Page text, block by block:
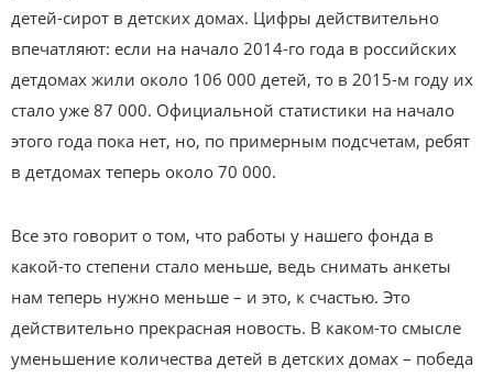
детей-сирот в детских домах. Цифры действительно
впечатляют: если на начало 2014-го года в российских
детдомах жили около 106 000 детей, то в 2015-м году их
стало уже 87 000. Официальной статистики на начало
этого года пока нет, но, по примерным подсчетам, ребят
в детдомах теперь около 70 000.
Все это говорит о том, что работы у нашего фонда в
какой-то степени стало меньше, ведь снимать анкеты
нам теперь нужно меньше – и это, к счастью. Это
действительно прекрасная новость. В каком-то смысле
уменьшение количества детей в детских домах – победа